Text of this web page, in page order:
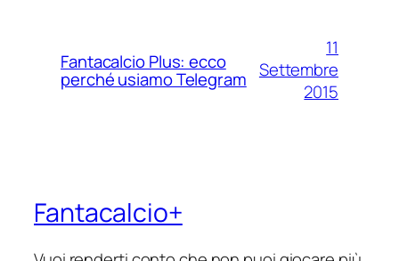
Fantacalcio Plus: ecco
perché usiamo Telegram
11
Settembre
2015
Fantacalcio+